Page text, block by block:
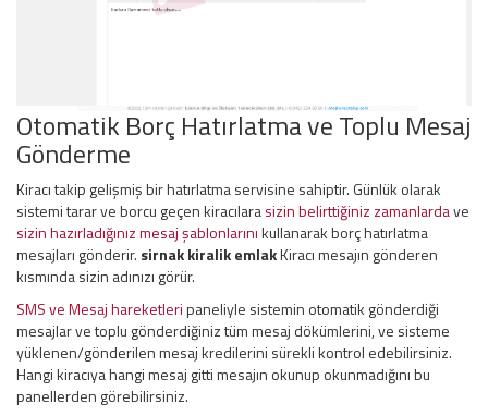
Otomatik Borç Hatırlatma ve Toplu Mesaj
Gönderme
Kiracı takip gelişmiş bir hatırlatma servisine sahiptir. Günlük olarak
sistemi tarar ve borcu geçen kiracılarasizin belirttiğiniz zamanlardave
sizin hazırladığınız mesaj şablonlarınıkullanarak borç hatırlatma
mesajları gönderir. sirnak kiralik emlakKiracı mesajın gönderen
kısmında sizin adınızı görür.
SMS ve Mesaj hareketleripaneliyle sistemin otomatik gönderdiği
mesajlar ve toplu gönderdiğiniz tüm mesaj dökümlerini, ve sisteme
yüklenen/gönderilen mesaj kredilerini sürekli kontrol edebilirsiniz.
Hangi kiracıya hangi mesaj gitti mesajın okunup okunmadığını bu
panellerden görebilirsiniz.